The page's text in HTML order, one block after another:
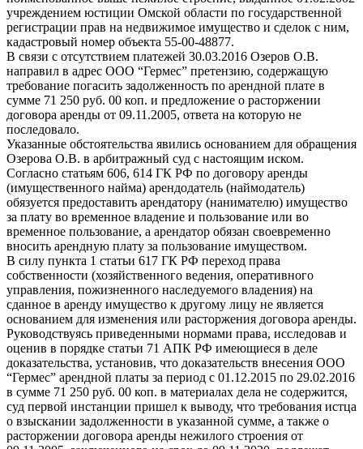
учреждением юстиции Омской области по государственной
регистрации прав на недвижимое имущество и сделок с ним,
кадастровый номер объекта 55-00-48877.
В связи с отсутствием платежей 30.03.2016 Озеров О.В.
направил в адрес ООО “Гермес” претензию, содержащую
требование погасить задолженность по арендной плате в
сумме 71 250 руб. 00 коп. и предложение о расторжении
договора аренды от 09.11.2005, ответа на которую не
последовало.
Указанные обстоятельства явились основанием для обращения
Озерова О.В. в арбитражный суд с настоящим иском.
Согласно статьям 606, 614 ГК РФ по договору аренды
(имущественного найма) арендодатель (наймодатель)
обязуется предоставить арендатору (нанимателю) имущество
за плату во временное владение и пользование или во
временное пользование, а арендатор обязан своевременно
вносить арендную плату за пользование имуществом.
В силу пункта 1 статьи 617 ГК РФ переход права
собственности (хозяйственного ведения, оперативного
управления, пожизненного наследуемого владения) на
сданное в аренду имущество к другому лицу не является
основанием для изменения или расторжения договора аренды.
Руководствуясь приведенными нормами права, исследовав и
оценив в порядке статьи 71 АПК РФ имеющиеся в деле
доказательства, установив, что доказательств внесения ООО
“Гермес” арендной платы за период с 01.12.2015 по 29.02.2016
в сумме 71 250 руб. 00 коп. в материалах дела не содержится,
суд первой инстанции пришел к выводу, что требования истца
о взыскании задолженности в указанной сумме, а также о
расторжении договора аренды нежилого строения от